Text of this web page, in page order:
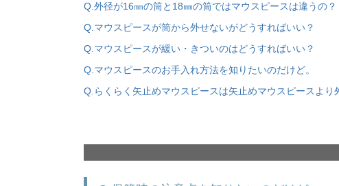
Q.外径が16㎜の筒と18㎜の筒ではマウスピースは違うの？
Q.マウスピースが筒から外せないがどうすればいい？
Q.マウスピースが緩い・きついのはどうすればいい？
Q.マウスピースのお手入れ方法を知りたいのだけど。
Q.らくらく矢止めマウスピースは矢止めマウスピースより